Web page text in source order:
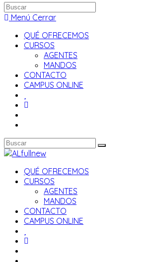
Buscar
en
web
Menú Cerrar
QUÉ OFRECEMOS
CURSOS
AGENTES
MANDOS
CONTACTO
CAMPUS ONLINE
QUÉ OFRECEMOS
CURSOS
AGENTES
MANDOS
CONTACTO
CAMPUS ONLINE